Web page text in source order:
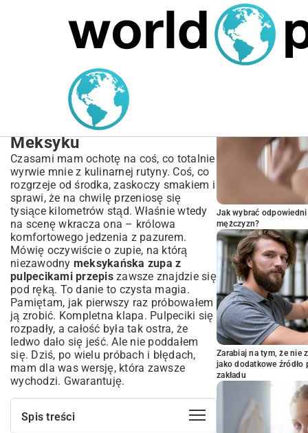
MARIUSZ ŁAMAGA 06.10.2025
Meksykańska Zupa z
Pulpecikami Przepis |
Autentyczny Smak
Meksyku
Czasami mam ochotę na coś, co totalnie
wyrwie mnie z kulinarnej rutyny. Coś, co
rozgrzeje od środka, zaskoczy smakiem i
sprawi, że na chwilę przeniosę się
tysiące kilometrów stąd. Właśnie wtedy
na scenę wkracza ona – królowa
komfortowego jedzenia z pazurem.
Mówię oczywiście o zupie, na którą
niezawodny meksykańska zupa z
pulpecikami przepiszawsze znajdzie się
pod ręką. To danie to czysta magia.
Pamiętam, jak pierwszy raz próbowałem
ją zrobić. Kompletna klapa. Pulpeciki się
rozpadły, a całość była tak ostra, że
ledwo dało się jeść. Ale nie poddałem
się. Dziś, po wielu próbach i błędach,
mam dla was wersję, która zawsze
wychodzi. Gwarantuję.
Spis treści
Jak wybrać
mężczyzn?
Zarabiaj na tym, że nie
jako dodatkowe
zakładu